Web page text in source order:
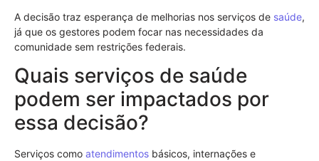
A decisão traz esperança de melhorias nos serviços de saúde,
já que os gestores podem focar nas necessidades da
comunidade sem restrições federais.
Quais serviços de saúde
podem ser impactados por
essa decisão?
Serviços como atendimentos básicos, internações e